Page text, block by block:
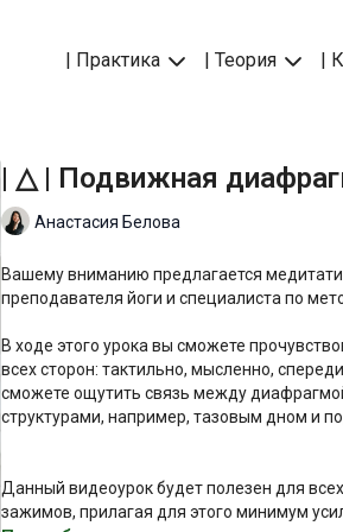
| Практика | Теория |
| △ | Подвижная
Анастасия Белова
Вашему вниманию предлагается
преподавателя йоги и специалиста по
В ходе этого урока вы сможете
всех сторон: тактильно, мысленно,
сможете ощутить связь между
структурами, например, тазовым дном и
Данный видеоурок будет полезен для
зажимов, прилагая для этого минимум